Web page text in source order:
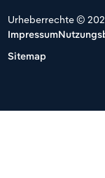
Urheberrechte ©
Impressum
Sitemap